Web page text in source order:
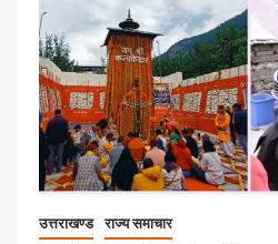
उत्तराखण्ड राज्य समाचार